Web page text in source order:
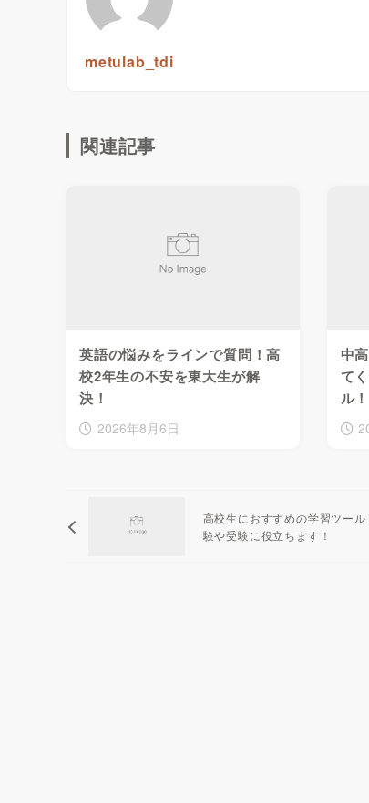
metulab_tdi
関連記事
英語の悩みをラインで質問！高
校2年生の不安を東大生が解
決！
2026年8月6日
中
て
ル！
高校生におすすめの学習ツー
験や受験に役立ちます！